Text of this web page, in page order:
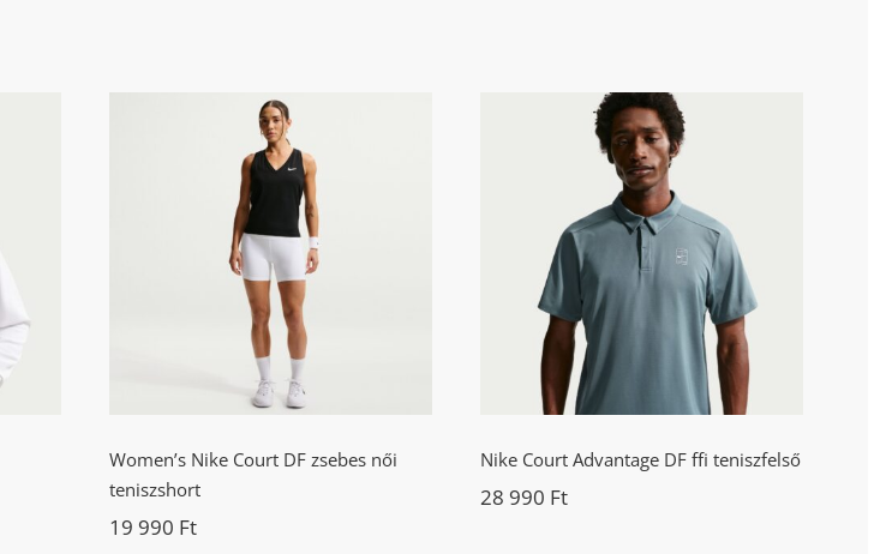
Women’s Nike Court DF
zsebes női teniszshort
Women’s Nike Court DF zsebes női
teniszshort
19 990 Ft
Nike Court Advantage DF
ffi teniszfelső
Nike Court Advantage DF ffi teniszfelső
28 990 Ft